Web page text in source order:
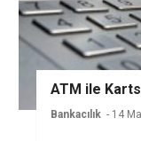
ATM ile
Bankacılık - 14